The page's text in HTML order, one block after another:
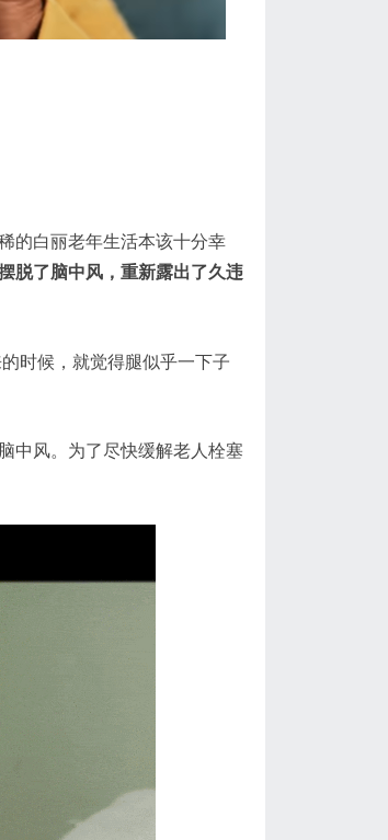
的白丽老年生活本该十分幸
脱了脑中风，重新露出了久违
时候，就觉得腿似乎一下子
中风。为了尽快缓解老人栓塞